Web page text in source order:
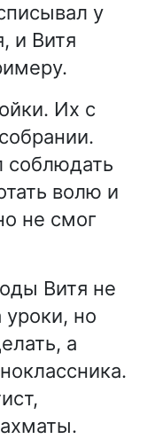
у
и Витя
Их с
соблюдать
волю и
не смог
Витя не
уроки, но
а